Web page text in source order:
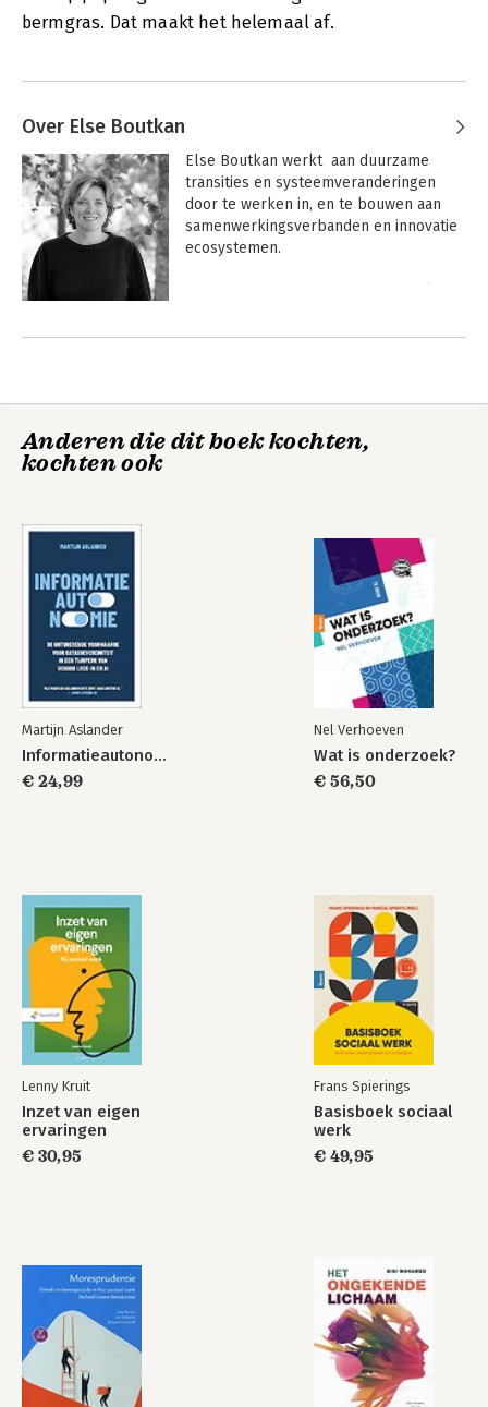
bermgras. Dat maakt het helemaal af.
Over Else Boutkan
Else Boutkan werkt  aan duurzame
transities en systeemveranderingen
door te werken in, en te bouwen aan
samenwerkingsverbanden en innovatie
ecosystemen.
duurzaamheid nog in de
economie nog niet bestonden. Zij nam
te doen en ontwikkelde zicht tot expert
Andere boeken door Else Boutkan
Groen en gevangen
Innoveren met Labs
Bekijk alle boeken
Anderen die dit boek kochten,
kochten ook
Martijn Aslander
Informatieautonomie
€ 24,99
Nel Verhoeven
Wat is onderzoek?
€ 56,50
Lenny Kruit
Inzet van eigen
ervaringen
€ 30,95
Frans Spierings
Basisboek sociaal
werk
€ 49,95